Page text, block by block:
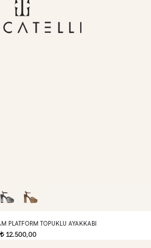
PLATFORM TOPUKLU AYAKKABI
t 12.500,00